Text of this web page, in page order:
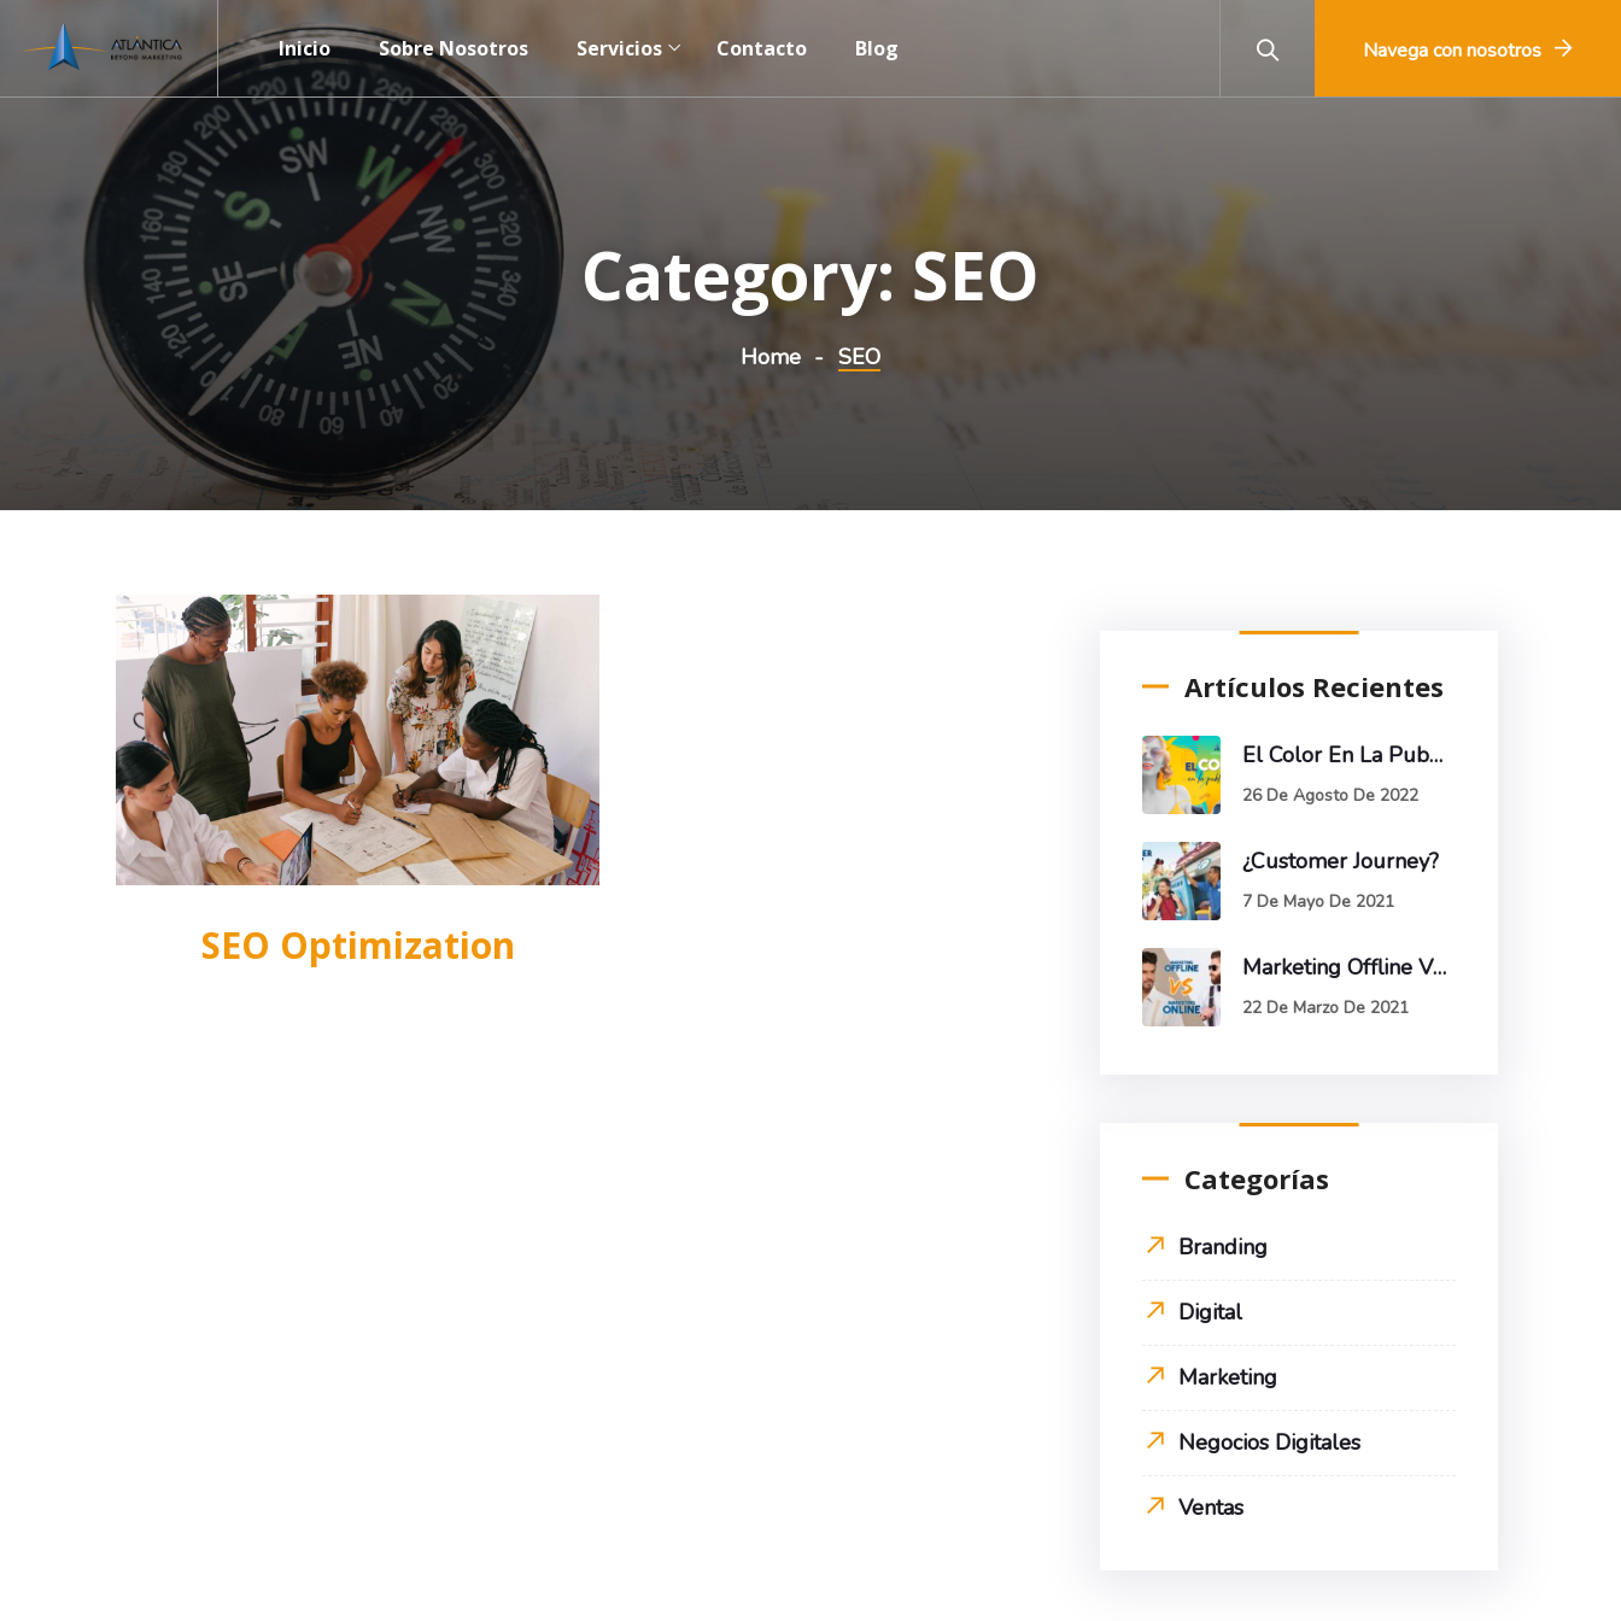
Inicio Sobre Nosotros Servicios Contacto Blog Navega con nosotros
Category:SEO
Home SEO
SEO Optimization
Artículos Recientes
El Color En La Publicidad
26 De Agosto De 2022
¿Customer Journey?
7 De Mayo De 2021
Marketing Offline VS Online
22 De Marzo De 2021
Categorías
Branding
Digital
Marketing
Negocios Digitales
Ventas